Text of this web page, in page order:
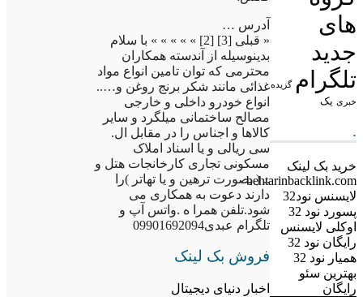
های
جدید
تلگرام گزیده
خبری یک
.
خرید بک لینک
behtarinbacklink.com
لایسنس نود32
پسورد نود 32
اوکلی لایسنس
رایگان نود 32
همیار نود 32
بهترین سئو
رایگان
آدرس …
« قبلی [3] [2] » » » » » با سلام
بدینوسیله از آندسته همکاران
محترمی که توان تامین انواع مواد
غذائی مانند شکر برنج روغن و…..
انواع خودرو داخلی و خارجی
مصالح ساختمانی میلگرد و سایر
کالاها و اجناس را در مقابل ال.
سی ریالی و یا اسناد املاک
مسکونی تجاری کارخانجات هتل و
.. ( بصورت ترهین و یا تهاتر )را
دارند دعوت به همکاری می
شود.تلفن همرا ه .واتس آپ و
تلگرام عبدی09901692094
فروش بک لینک
اخبار دنیای دیجیتال